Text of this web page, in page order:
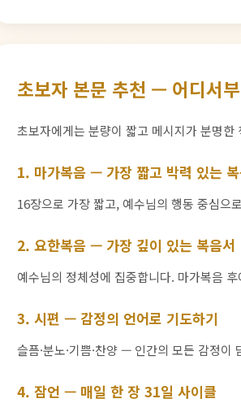
초보자 본문 추천 — 어디서
초보자에게는 분량이 짧고 메시지가 분명한
1. 마가복음 — 가장 짧고 박력 있는
16장으로 가장 짧고, 예수님의 행동 중심으
2. 요한복음 — 가장 깊이 있는 복음서
예수님의 정체성에 집중합니다. 마가복음
3. 시편 — 감정의 언어로 기도하기
슬픔·분노·기쁨·찬양 — 인간의 모든 감정
4. 잠언 — 매일 한 장 31일 사이클